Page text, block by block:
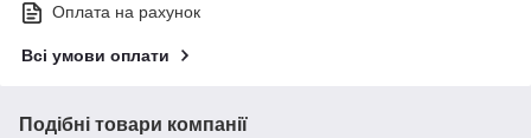
Оплата на рахунок
Всі умови оплати
Подібні товари компанії